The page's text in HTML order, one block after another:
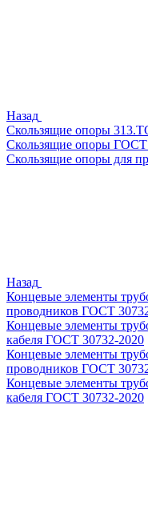
Назад
Скользящие опоры
Скользящие опоры ГОСТ
Скользящие опоры для
Назад
Концевые элементы
проводников ГОСТ
Концевые элементы
кабеля ГОСТ 30732-2020
Концевые элементы
проводников ГОСТ
Концевые элементы
кабеля ГОСТ 30732-2020